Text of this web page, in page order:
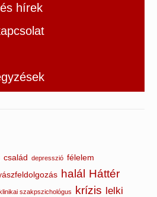
hírek
család depresszió félelem
halál Háttér
szakpszichológus krízis lelki